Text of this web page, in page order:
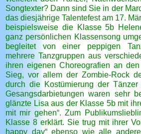
Songtexter? Dann sind Sie in der
das diesjährige Talentefest am 17.
beispielsweise die Klasse 5b
ganz persönlichen Klassensong
begleitet von einer peppigen
mehrere Tanzgruppen aus
ihren eigenen Choreografien an
Sieg, vor allem der Zombie-Rock
durch die Kostümierung der
Gesangsdarbietungen waren sehr
glänzte Lisa aus der Klasse 5b mit
mit mir gehen“. Zum
Klasse 8 erklärt. Sie trug mit ihrer
happy day“ ebenso wie alle